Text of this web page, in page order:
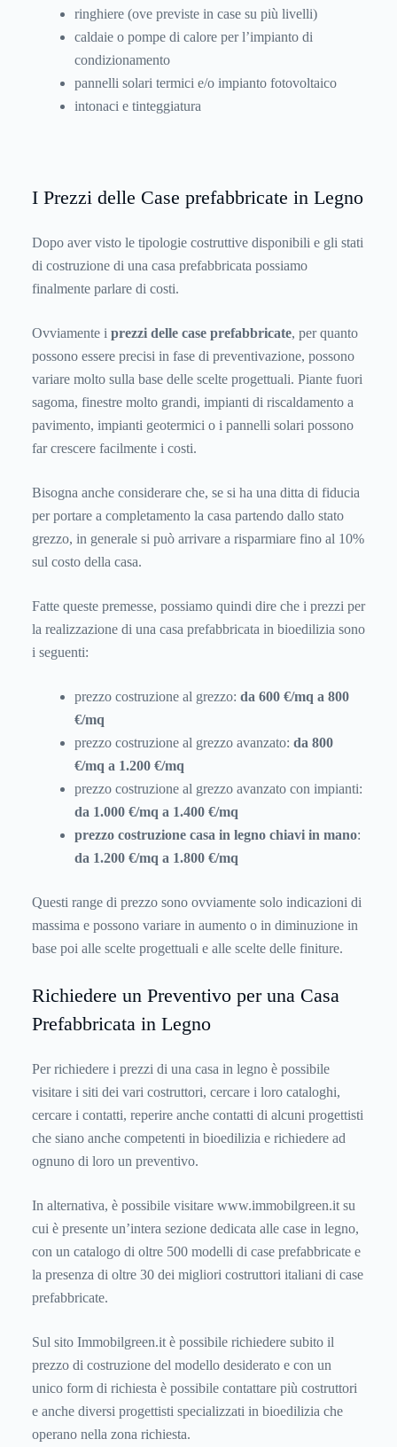
ringhiere (ove previste in case su più livelli)
caldaie o pompe di calore per l’impianto di
condizionamento
pannelli solari termici e/o impianto fotovoltaico
intonaci e tinteggiatura
I Prezzi delle Case prefabbricate in Legno
Dopo aver visto le tipologie costruttive disponibili e gli stati
di costruzione di una casa prefabbricata possiamo
finalmente parlare di costi.
Ovviamente i prezzi delle case prefabbricate, per quanto
possono essere precisi in fase di preventivazione, possono
variare molto sulla base delle scelte progettuali. Piante fuori
sagoma, finestre molto grandi, impianti di riscaldamento a
pavimento, impianti geotermici o i pannelli solari possono
far crescere facilmente i costi.
Bisogna anche considerare che, se si ha una ditta di fiducia
per portare a completamento la casa partendo dallo stato
grezzo, in generale si può arrivare a risparmiare fino al 10%
sul costo della casa.
Fatte queste premesse, possiamo quindi dire che i prezzi per
la realizzazione di una casa prefabbricata in bioedilizia sono
i seguenti:
prezzo costruzione al grezzo: da 600 €/mq a 800
€/mq
prezzo costruzione al grezzo avanzato: da 800
€/mq a 1.200 €/mq
prezzo costruzione al grezzo avanzato con impianti:
da 1.000 €/mq a 1.400 €/mq
prezzo costruzione casa in legno chiavi in mano:
da 1.200 €/mq a 1.800 €/mq
Questi range di prezzo sono ovviamente solo indicazioni di
massima e possono variare in aumento o in diminuzione in
base poi alle scelte progettuali e alle scelte delle finiture.
Richiedere un Preventivo per una Casa
Prefabbricata in Legno
Per richiedere i prezzi di una casa in legno è possibile
visitare i siti dei vari costruttori, cercare i loro cataloghi,
cercare i contatti, reperire anche contatti di alcuni progettisti
che siano anche competenti in bioedilizia e richiedere ad
ognuno di loro un preventivo.
In alternativa, è possibile visitare www.immobilgreen.it su
cui è presente un’intera sezione dedicata alle case in legno,
con un catalogo di oltre 500 modelli di case prefabbricate e
la presenza di oltre 30 dei migliori costruttori italiani di case
prefabbricate.
Sul sito Immobilgreen.it è possibile richiedere subito il
prezzo di costruzione del modello desiderato e con un
unico form di richiesta è possibile contattare più costruttori
e anche diversi progettisti specializzati in bioedilizia che
operano nella zona richiesta.